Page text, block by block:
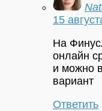
15
На
онлайн
и можно
вариант
Ответить